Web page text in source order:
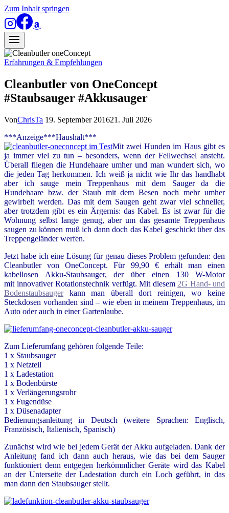
Zum Inhalt springen
Erfahrungen & Empfehlungen
Cleanbutler von OneConcept
#Staubsauger #Akkusauger
VonChrisTa 19. September 201621. Juli 2026
***Anzeige***Haushalt***
Mit zwei Hunden im Haus gibt es
ja immer viel zu tun – besonders, wenn der Fellwechsel ansteht.
Überall fliegen die Hundehaare umher und man wundert sich, wo
die jeden Tag herkommen. Ich weiß ja nicht wie Ihr das handhabt
aber ich sauge mein Treppenhaus mit dem Sauger da die
Hundehaare bzw. der Staub mit dem Besen noch mehr umher
gewirbelt werden. Das mit dem Saugen geht zwar viel schneller,
aber trotzdem gibt es ein Ärgernis: das Kabel. Es ist zwar für die
Wohnung selbst lange genug, aber um das gesamte Treppenhaus
saugen zu können muß ich dann doch das Kabel geschickt über das
Treppengeländer werfen.
Jetzt habe ich eine Lösung für genau dieses Problem gefunden: den
Cleanbutler von OneConcept. Für 99,90 € erhält man einen
kabellosen Akku-Staubsauger, der über einen 130 W-Motor
mit innovativer Rotationstechnik verfügt. Mit diesem 2G Hand- und
Bodenstaubsaugerkann man überall dort reinigen, wo keine
Steckdosen vorhanden sind – wie eben in meinem Treppenhaus, im
Auto oder auch in einer Gartenlaube.
Zum Lieferumfang gehören folgende Teile:
1 x Staubsauger
1 x Netzteil
1 x Ladestation
1 x Bodenbürste
1 x Verlängerungsrohr
1 x Fugendüse
1 x Düsenadapter
Bedienungsanleitung in Deutsch (weitere Sprachen: Englisch,
Französisch, Italienisch, Spanisch)
Zunächst wird wie bei jedem Gerät der Akku aufgeladen. Dank der
Anleitung fand ich dann auch heraus, wie das bei dem Sauger
funktioniert denn entgegen herkömmlicher Geräte wird das Kabel
an der Unterseite der Ladestation durch ein Loch geführt, in das
man dann den Staubsauger stellt.